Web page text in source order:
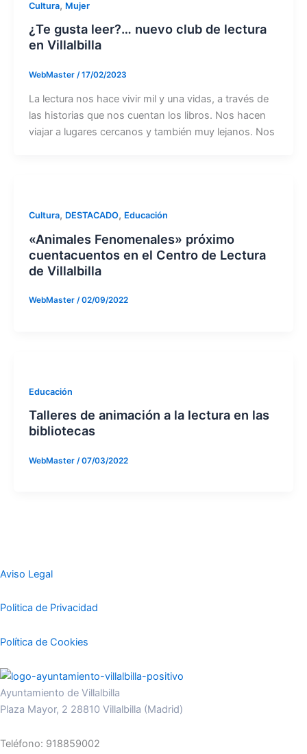
Cultura, Mujer
¿Te gusta leer?… nuevo club de lectura
en Villalbilla
WebMaster /17/02/2023
La lectura nos hace vivir mil y una vidas, a través de
las historias que nos cuentan los libros. Nos hacen
viajar a lugares cercanos y también muy lejanos. Nos
Cultura, DESTACADO, Educación
«Animales Fenomenales» próximo
cuentacuentos en el Centro de Lectura
de Villalbilla
WebMaster /02/09/2022
Educación
Talleres de animación a la lectura en las
bibliotecas
WebMaster /07/03/2022
Aviso Legal
Politica de Privacidad
Política de Cookies
Ayuntamiento de Villalbilla
Plaza Mayor, 2 28810 Villalbilla (Madrid)
Teléfono: 918859002